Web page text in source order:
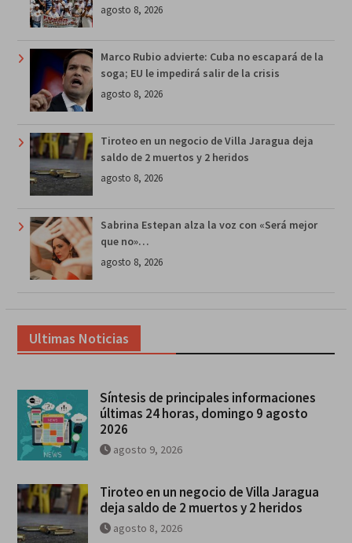
agosto 8, 2026
Marco Rubio advierte: Cuba no escapará de la
soga; EU le impedirá salir de la crisis
agosto 8, 2026
Tiroteo en un negocio de Villa Jaragua deja
saldo de 2 muertos y 2 heridos
agosto 8, 2026
Sabrina Estepan alza la voz con «Será mejor
que no»…
agosto 8, 2026
Ultimas Noticias
Síntesis de principales informaciones
últimas 24 horas, domingo 9 agosto
2026
agosto 9, 2026
Tiroteo en un negocio de Villa Jaragua
deja saldo de 2 muertos y 2 heridos
agosto 8, 2026